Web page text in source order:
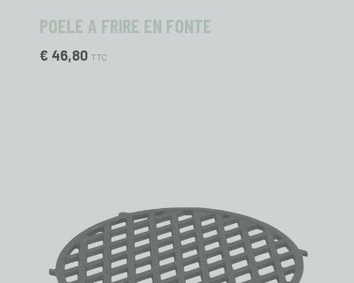
POELE A FRIRE EN FONTE
€ 46,80 TTC